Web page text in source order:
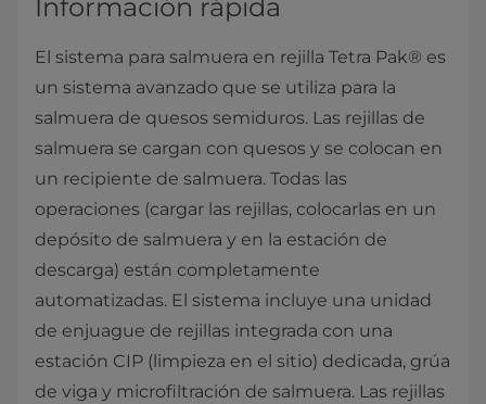
Información rápida
El sistema para salmuera en rejilla Tetra Pak® es
un sistema avanzado que se utiliza para la
salmuera de quesos semiduros. Las rejillas de
salmuera se cargan con quesos y se colocan en
un recipiente de salmuera. Todas las
operaciones (cargar las rejillas, colocarlas en un
depósito de salmuera y en la estación de
descarga) están completamente
automatizadas. El sistema incluye una unidad
de enjuague de rejillas integrada con una
estación CIP (limpieza en el sitio) dedicada, grúa
de viga y microfiltración de salmuera. Las rejillas